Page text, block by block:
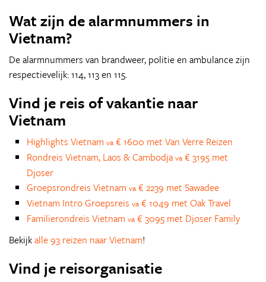
Wat zijn de alarmnummers in
Vietnam?
De alarmnummers van brandweer, politie en ambulance zijn
respectievelijk: 114, 113 en 115.
Vind je reis of vakantie naar
Vietnam
Highlights Vietnam va € 1600 met Van Verre Reizen
Rondreis Vietnam, Laos & Cambodja va € 3195 met
Djoser
Groepsrondreis Vietnam va € 2239 met Sawadee
Vietnam Intro Groepsreis va € 1049 met Oak Travel
Familierondreis Vietnam va € 3095 met Djoser Family
Bekijkalle 93 reizen naar Vietnam!
Vind je reisorganisatie